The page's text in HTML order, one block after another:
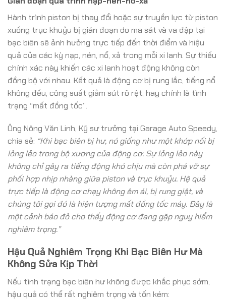
Hành trình piston bị thay đổi hoặc sự truyền lực từ piston
xuống trục khuỷu bị gián đoạn do ma sát và va đập tại
bạc biên sẽ ảnh hưởng trực tiếp đến thời điểm và hiệu
quả của các kỳ nạp, nén, nổ, xả trong mỗi xi lanh. Sự thiếu
chính xác này khiến các xi lanh hoạt động không còn
đồng bộ với nhau. Kết quả là động cơ bị rung lắc, tiếng nổ
không đều, công suất giảm sút rõ rệt, hay chính là tình
trạng “mất đồng tốc”.
Ông Nông Văn Linh, Kỹ sư trưởng tại Garage Auto Speedy,
chia sẻ: “Khi bạc biên bị hư, nó giống như một khớp nối bị
lỏng lẻo trong bộ xương của động cơ. Sự lỏng lẻo này
không chỉ gây ra tiếng động khó chịu mà còn phá vỡ sự
phối hợp nhịp nhàng giữa piston và trục khuỷu. Hệ quả
trực tiếp là động cơ chạy không êm ái, bị rung giật, và
chúng tôi gọi đó là hiện tượng mất đồng tốc máy. Đây là
một cảnh báo đỏ cho thấy động cơ đang gặp nguy hiểm
nghiêm trọng.”
Hậu Quả Nghiêm Trọng Khi Bạc Biên Hư Mà
Không Sửa Kịp Thời
Nếu tình trạng bạc biên hư không được khắc phục sớm,
hậu quả có thể rất nghiêm trọng và tốn kém: